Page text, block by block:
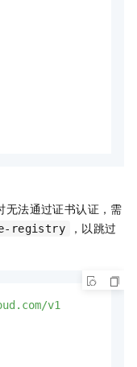
无法通过证书认证，需
registry
，以跳过
v1